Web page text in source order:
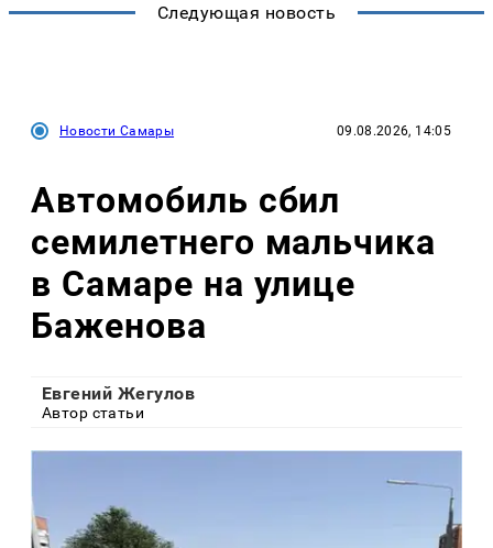
Следующая новость
Новости Самары 09.08.2026, 14:05
Автомобиль сбил
семилетнего мальчика
в Самаре на улице
Баженова
Евгений Жегулов
Автор статьи